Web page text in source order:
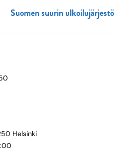
Suomen suurin ulkoilujärjestö
Helsinki